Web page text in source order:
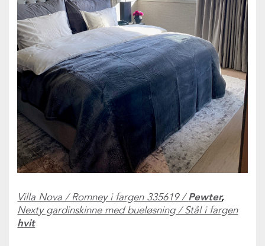
Villa Nova / Romney i fargen 335619 /Pewter,
Nexty gardinskinne med bueløsning / Stål i fargen
hvit